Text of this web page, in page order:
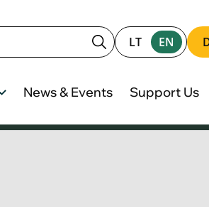
LT EN
News & Events Support Us